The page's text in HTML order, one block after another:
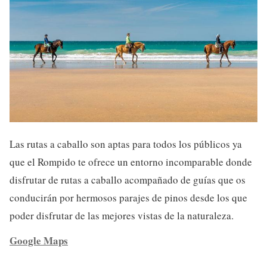
Las rutas a caballo son aptas para todos los públicos ya
que el Rompido te ofrece un entorno incomparable donde
disfrutar de rutas a caballo acompañado de guías que os
conducirán por hermosos parajes de pinos desde los que
poder disfrutar de las mejores vistas de la naturaleza.
Google Maps